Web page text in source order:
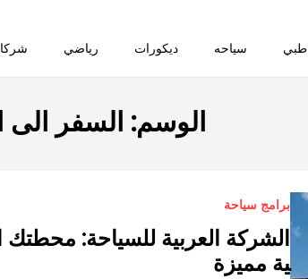
طبي سياحه ديكورات رياضي
الوسم: السفر الى
برامج سياحة
الشركة العربية للسياحة: محطتك
ية مميزة